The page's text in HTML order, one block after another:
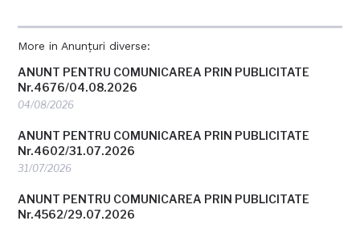
More in Anunțuri diverse:
ANUNT PENTRU COMUNICAREA PRIN PUBLICITATE
Nr.4676/04.08.2026
04/08/2026
ANUNT PENTRU COMUNICAREA PRIN PUBLICITATE
Nr.4602/31.07.2026
31/07/2026
ANUNT PENTRU COMUNICAREA PRIN PUBLICITATE
Nr.4562/29.07.2026